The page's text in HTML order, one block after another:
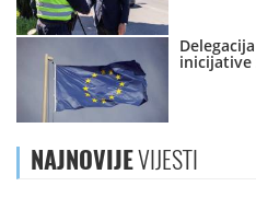
inicijative
NAJNOVIJEVIJESTI